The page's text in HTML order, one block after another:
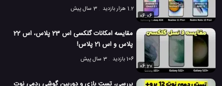
1.2 هزار بازدید
3 سال پیش
06:06
مقایسه امکانات گلکسی اس 23 پلاس، اس 22
پلاس و اس 21 پلاس!
106 بازدید
3 سال پیش
06:20